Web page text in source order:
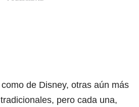
de Disney, otras aún más
pero cada una,